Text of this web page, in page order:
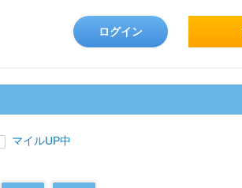
ログイン
マイルUP中